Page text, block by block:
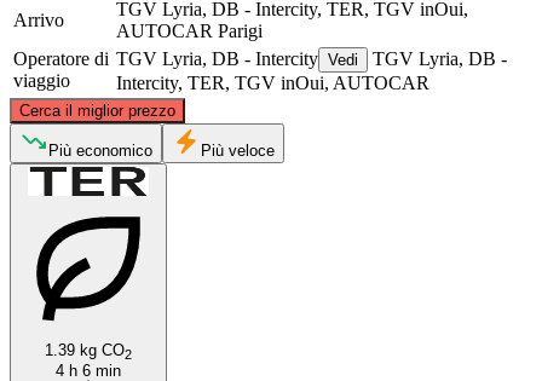
Arrivo
TGV Lyria, DB - Intercity, TER, TGV inOui,
AUTOCAR Parigi
Operatore di
viaggio
TGV Lyria, DB - Intercity Vedi
TGV Lyria, DB -
Intercity, TER, TGV inOui, AUTOCAR
Cerca il miglior prezzo
©CARTO , ©OpenStreetMapcontributors
Più economico Più veloce
1.39 kg CO2
4 h 6 min